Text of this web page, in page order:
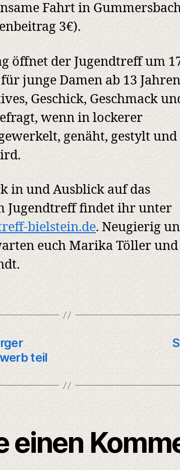
Fahrt in
3€).
öffnet der Jugendtreff um
junge Damen ab 13
Geschick, Geschmack
wenn in lockerer
genäht, gestylt und
in und Ausblick auf das
Jugendtreff findet ihr unter
bielstein.de. Neugierig
euch Marika Töller und
teil
einen